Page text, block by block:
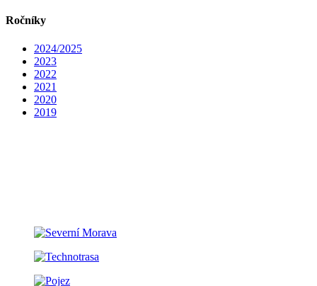
Ročníky
2024/2025
2023
2022
2021
2020
2019